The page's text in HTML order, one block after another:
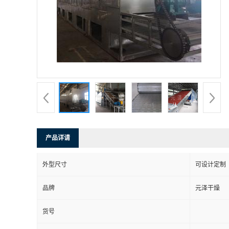
产品详请
外型尺寸 可设计定制
品牌 元泽干燥
货号